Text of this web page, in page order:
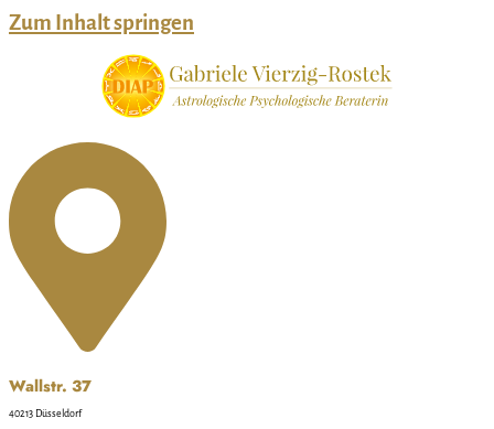
Zum Inhalt springen
Wallstr. 37
40213 Düsseldorf